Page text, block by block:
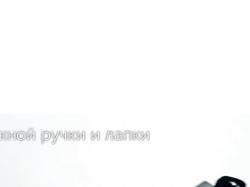
ручки и лапки